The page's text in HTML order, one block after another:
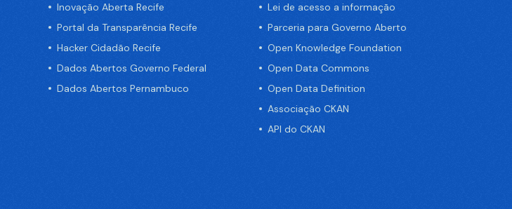
Inovação Aberta Recife
Portal da Transparência Recife
Hacker Cidadão Recife
Dados Abertos Governo Federal
Dados Abertos Pernambuco
Lei de acesso a informação
Parceria para Governo Aberto
Open Knowledge Foundation
Open Data Commons
Open Data Definition
Associação CKAN
API do CKAN